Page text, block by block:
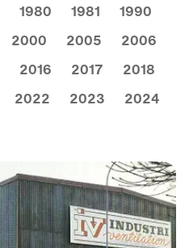
1980 1981
1990
2000 2005
2006
2016 2017
2018
2022 2023 2024